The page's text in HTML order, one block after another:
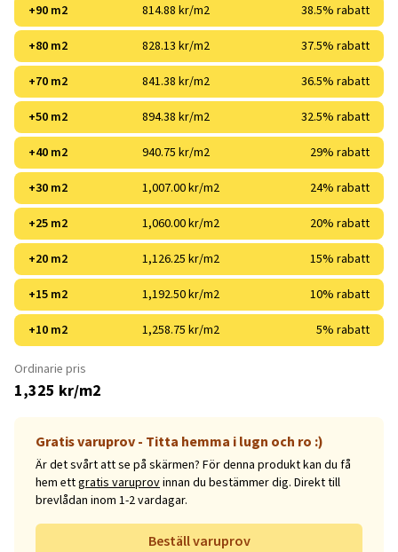
+90 m2 814.88 kr/m2 38.5% rabatt
+80 m2 828.13 kr/m2 37.5% rabatt
+70 m2 841.38 kr/m2 36.5% rabatt
+50 m2 894.38 kr/m2 32.5% rabatt
+40 m2 940.75 kr/m2 29% rabatt
+30 m2 1,007.00 kr/m2 24% rabatt
+25 m2 1,060.00 kr/m2 20% rabatt
+20 m2 1,126.25 kr/m2 15% rabatt
+15 m2 1,192.50 kr/m2 10% rabatt
+10 m2 1,258.75 kr/m2 5% rabatt
Ordinarie pris
1,325 kr/m2
Gratis varuprov - Titta hemma i lugn och ro :)
Är det svårt att se på skärmen? För denna produkt kan du få
hem ettgratis varuprovinnan du bestämmer dig. Direkt till
brevlådan inom 1-2 vardagar.
Beställ varuprov